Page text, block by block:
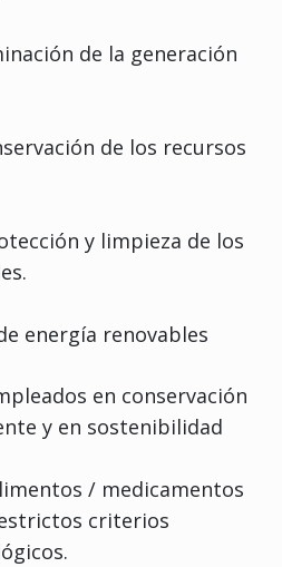
de la generación
de los recursos
y limpieza de los
energía renovables
en conservación
y en sostenibilidad
/ medicamentos
criterios